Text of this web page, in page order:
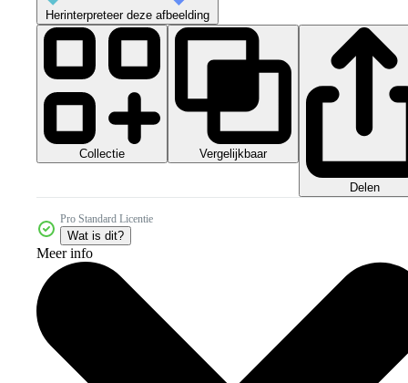
Herinterpreteer deze afbeelding
Collectie Vergelijkbaar
Delen
Pro Standard Licentie
Wat is dit?
Meer info